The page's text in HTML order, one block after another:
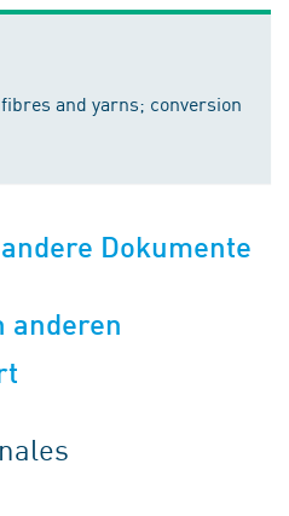
and yarns; conversion
Dokumente
anderen